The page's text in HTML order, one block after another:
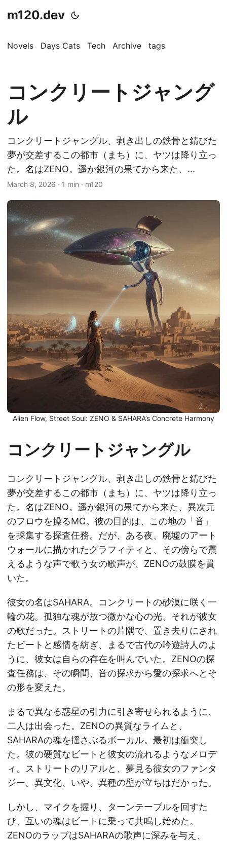
m120.dev
Novels Days Cats Tech Archive tags
コンクリートジャング
ル
コンクリートジャングル、剥き出しの鉄骨と錆びた
夢が交差するこの都市（まち）に、ヤツは降り立っ
た。名はZENO。遥か銀河の果てから来た、...
March 8, 2026 · 1 min · m120
Alien Flow, Street Soul: ZENO & SAHARA’s Concrete Harmony
コンクリートジャングル
コンクリートジャングル、剥き出しの鉄骨と錆びた
夢が交差するこの都市（まち）に、ヤツは降り立っ
た。名はZENO。遥か銀河の果てから来た、異次元
のフロウを操るMC。彼の目的は、この地の「音」
を採集する探査任務。だが、ある夜、廃墟のアート
ウォールに描かれたグラフィティと、その傍らで震
えるような声で歌う女の歌声が、ZENOの鼓膜を貫
いた。
彼女の名はSAHARA。コンクリートの砂漠に咲く一
輪の花。孤独な魂が放つ微かな心の光、それが彼女
の歌だった。ストリートの片隅で、置き去りにされ
たビートと感情を紡ぎ、まるで古代の吟遊詩人のよ
うに、彼女は自らの存在を叫んでいた。ZENOの探
査任務は、その瞬間、音の探求から愛の探求へとそ
の形を変えた。
まるで異なる惑星の引力に引き寄せられるように、
二人は出会った。ZENOの異質なライムと、
SAHARAの魂を揺さぶるボーカル。最初は衝突し
た。彼の硬質なビートと彼女の流れるようなメロデ
ィ。ストリートのリアルと、夢見る彼女のファンタ
ジー。異文化、いや、異種の壁が立ちはだかった。
しかし、マイクを握り、ターンテーブルを回すた
び、互いの魂はビートに乗って共鳴し始めた。
ZENOのラップはSAHARAの歌声に深みを与え、